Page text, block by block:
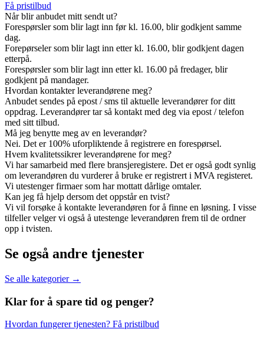
Få pristilbud
Når blir anbudet mitt sendt ut?
Forespørsler som blir lagt inn før kl. 16.00, blir godkjent samme
dag.
Forepørseler som blir lagt inn etter kl. 16.00, blir godkjent dagen
etterpå.
Forespørsler som blir lagt inn etter kl. 16.00 på fredager, blir
godkjent på mandager.
Hvordan kontakter leverandørene meg?
Anbudet sendes på epost / sms til aktuelle leverandører for ditt
oppdrag. Leverandører tar så kontakt med deg via epost / telefon
med sitt tilbud.
Må jeg benytte meg av en leverandør?
Nei. Det er 100% uforpliktende å registrere en forespørsel.
Hvem kvalitetssikrer leverandørene for meg?
Vi har samarbeid med flere bransjeregistere. Det er også godt synlig
om leverandøren du vurderer å bruke er registrert i MVA registeret.
Vi utestenger firmaer som har mottatt dårlige omtaler.
Kan jeg få hjelp dersom det oppstår en tvist?
Vi vil forsøke å kontakte leverandøren for å finne en løsning. I visse
tilfeller velger vi også å utestenge leverandøren frem til de ordner
opp i tvisten.
Se også andre tjenester
Se alle kategorier →
Klar for å spare tid og penger?
Hvordan fungerer tjenesten? Få pristilbud